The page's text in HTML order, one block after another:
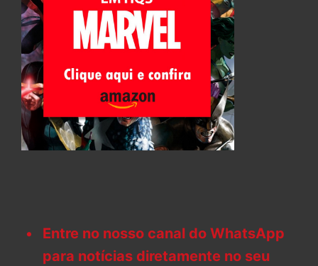
Entre no nosso canal do WhatsApp
para notícias diretamente no seu